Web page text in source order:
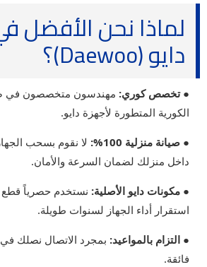
لماذا نحن الأفضل
دايو (Daewoo)؟
● تخصص كوري: مهندسون متخصصون في
الكورية المتطورة لأجهزة دايو.
● صيانة منزلية 100%:
لا نقوم بسحب
داخل منزلك لضمان السرعة والأمان.
● مكونات دايو الأصلية: نستخدم حصرياً قطع
استقرار أداء الجهاز لسنوات طويلة.
● التزام بالمواعيد: بمجرد الاتصال نصلك
فائقة.